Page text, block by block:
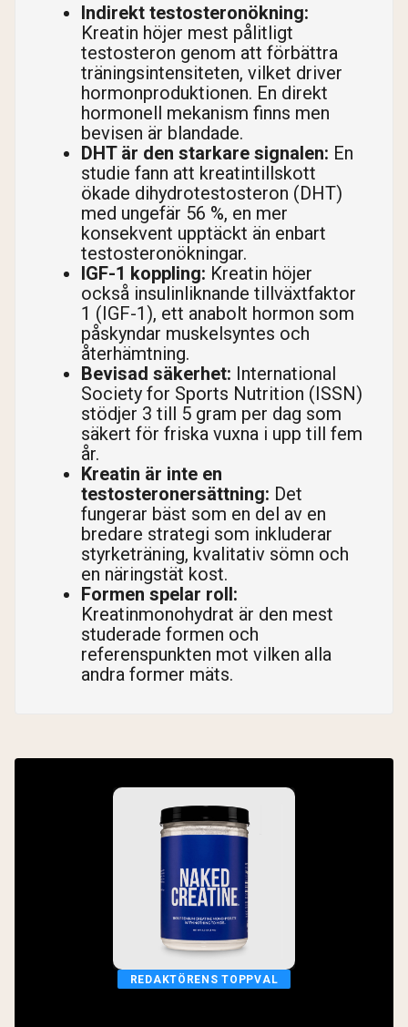
Indirekt testosteronökning:
Kreatin höjer mest pålitligt
testosteron genom att förbättra
träningsintensiteten, vilket driver
hormonproduktionen. En direkt
hormonell mekanism finns men
bevisen är blandade.
DHT är den starkare signalen: En
studie fann att kreatintillskott
ökade dihydrotestosteron (DHT)
med ungefär 56 %, en mer
konsekvent upptäckt än enbart
testosteronökningar.
IGF-1 koppling: Kreatin höjer
också insulinliknande tillväxtfaktor
1 (IGF-1), ett anabolt hormon som
påskyndar muskelsyntes och
återhämtning.
Bevisad säkerhet: International
Society for Sports Nutrition (ISSN)
stödjer 3 till 5 gram per dag som
säkert för friska vuxna i upp till fem
år.
Kreatin är inte en
testosteronersättning: Det
fungerar bäst som en del av en
bredare strategi som inkluderar
styrketräning, kvalitativ sömn och
en näringstät kost.
Formen spelar roll:
Kreatinmonohydrat är den mest
studerade formen och
referenspunkten mot vilken alla
andra former mäts.
REDAKTÖRENS TOPPVAL